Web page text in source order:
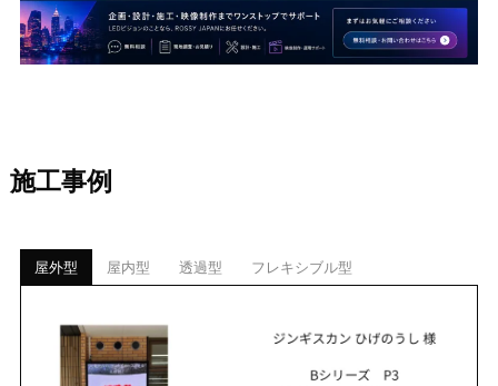
施工事例
屋外型 屋内型 透過型 フレキシブル型